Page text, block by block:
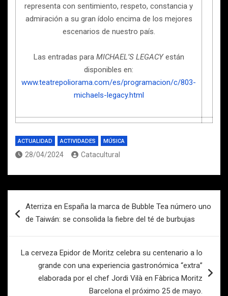
representa con sentimiento, respeto, constancia y
admiración a su gran ídolo encima de los mejores
escenarios de nuestro país.
Las entradas para MICHAEL’S LEGACYestán
disponibles en:
www.teatrepoliorama.com/es/programacion/c/803-
michaels-legacy.html
ACTUALIDAD ACTIVIDADES MÚSICA
28/04/2024 Catacultural
de
Aterriza en España la marca de Bubble Tea número uno
de Taiwán: se consolida la fiebre del té de burbujas
La cerveza Epidor de Moritz celebra su centenario a lo
grande con una experiencia gastronómica “extra”
elaborada por el chef Jordi Vilà en Fàbrica Moritz
Barcelona el próximo 25 de mayo.